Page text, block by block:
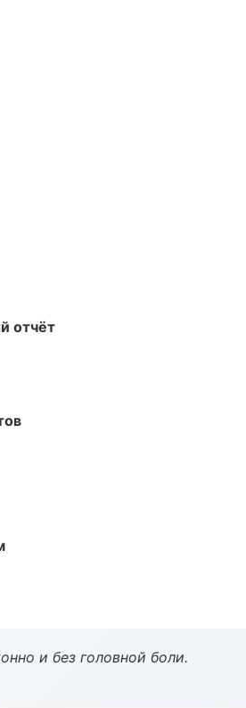
отчёт
и без головной боли.